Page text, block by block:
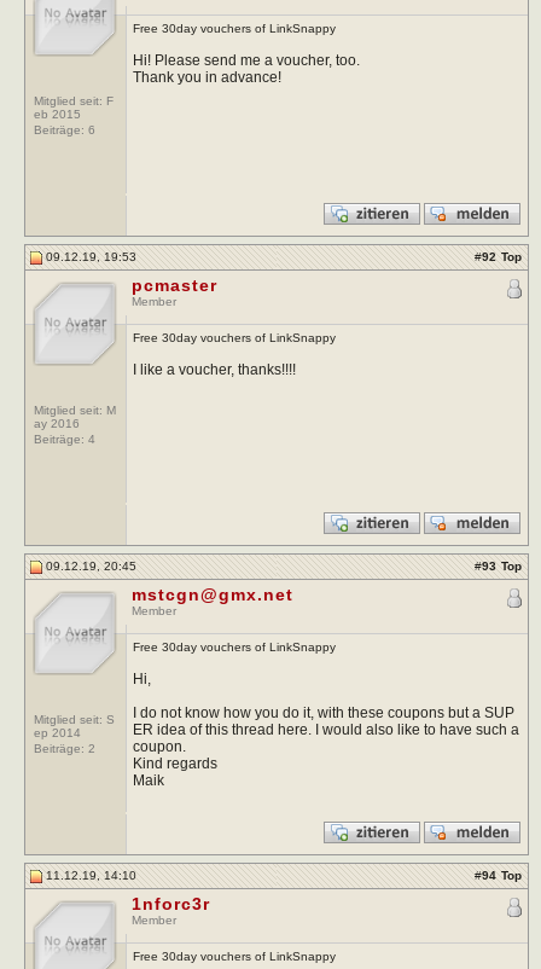
Mitglied seit: F
eb 2015
Beiträge: 6
Free 30day vouchers of LinkSnappy
Hi! Please send me a voucher, too.
Thank you in advance!
09.12.19, 19:53 #92 Top
Mitglied seit: M
ay 2016
Beiträge: 4
pcmaster
Member
Free 30day vouchers of LinkSnappy
I like a voucher, thanks!!!!
09.12.19, 20:45 #93 Top
Mitglied seit: S
ep 2014
Beiträge: 2
mstcgn@gmx.net
Member
Free 30day vouchers of LinkSnappy
Hi,
I do not know how you do it, with these coupons but a SUP
ER idea of this thread here. I would also like to have such a
coupon.
Kind regards
Maik
11.12.19, 14:10 #94 Top
1nforc3r
Member
Free 30day vouchers of LinkSnappy